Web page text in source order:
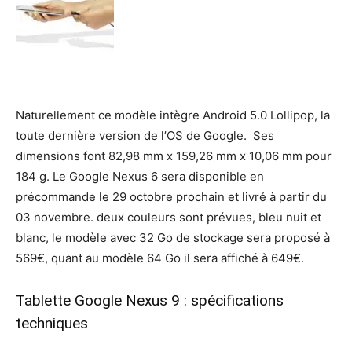
Naturellement ce modèle intègre Android 5.0 Lollipop, la
toute dernière version de l’OS de Google. Ses
dimensions font 82,98 mm x 159,26 mm x 10,06 mm pour
184 g. Le Google Nexus 6 sera disponible en
précommande le 29 octobre prochain et livré à partir du
03 novembre. deux couleurs sont prévues, bleu nuit et
blanc, le modèle avec 32 Go de stockage sera proposé à
569€, quant au modèle 64 Go il sera affiché à 649€.
Tablette Google Nexus 9 : spécifications
techniques